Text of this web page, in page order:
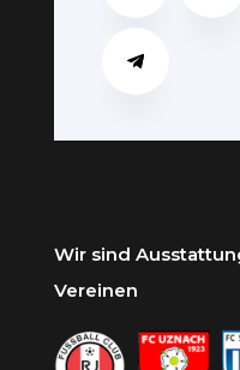
Wir sind
Vereinen